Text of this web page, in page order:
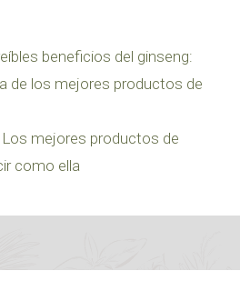
beneficios del ginseng:
de los mejores productos de
mejores productos de
como ella